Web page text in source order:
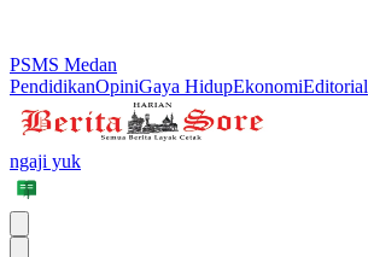
PSMS Medan
PendidikanOpiniGaya HidupEkonomiEditorial
ngaji yuk